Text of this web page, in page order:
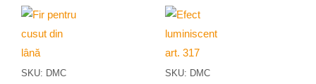
SKU: DMC
SKU: DMC